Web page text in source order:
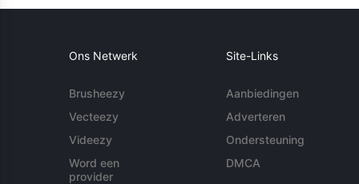
Ons Netwerk
Brusheezy
Vecteezy
Videezy
Word een
provider
Site-Links
Aanbiedingen
Adverteren
Ondersteuning
DMCA